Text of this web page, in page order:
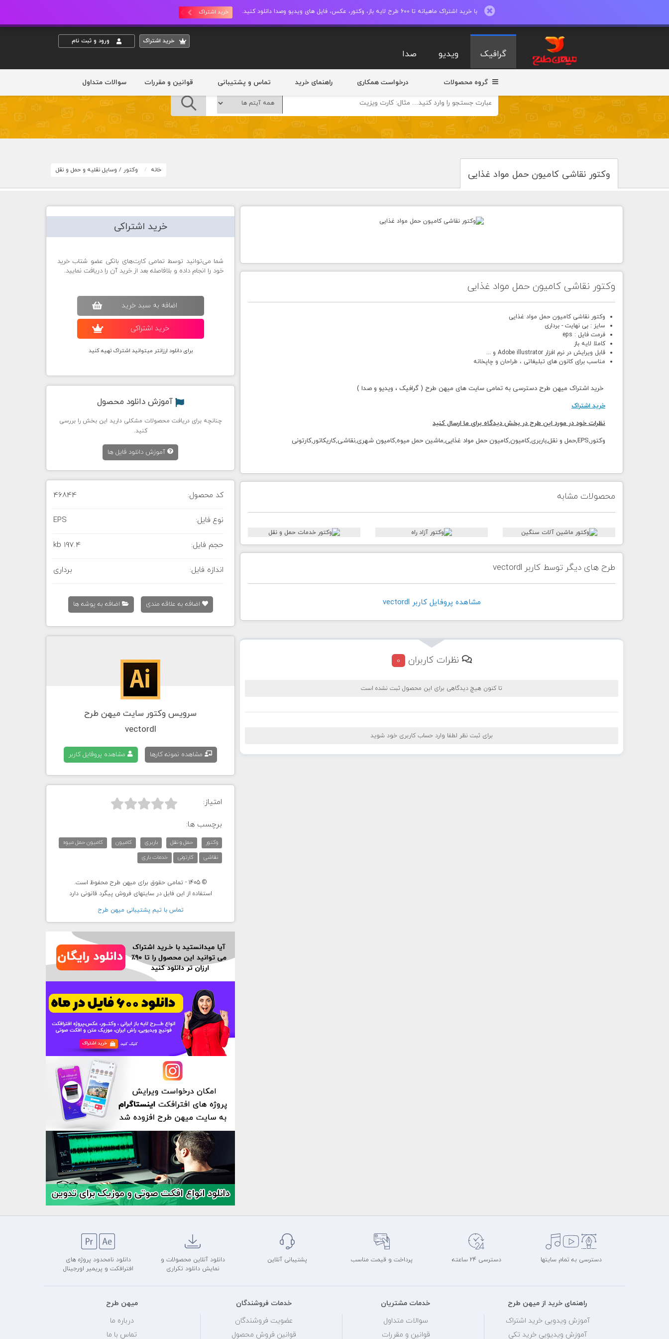
با خرید اشتراک ماهیانه تا 600 طرح لایه باز، وکتور، عکس، فایل های ویدیو وصدا دانلود کنید. خرید اشتراک
خريد اشتراک ورود و ثبت نام
گرافیک ویدیو صدا
گروه محصولات درخواست همکاری راهنمای خرید تماس و پشتیبانی قوانین و مقررات سوالات متداول
وکتور نقاشی کامیون حمل مواد غذایی خانه وکتور / وسایل نقلیه و حمل و نقل
وکتور نقاشی کامیون حمل مواد غذایی
وکتور نقاشی کامیون حمل مواد غذایی
سایز : بی نهایت - برداری
فرمت فایل : eps
کاملا لایه باز
قابل ویرایش در نرم افزار Adobe illustrator و ...
مناسب برای کانون های تبلیغاتی ، طراحان و چاپخانه
خرید اشتراک میهن طرح دسترسی به تمامی سایت های میهن طرح ( گرافیک ، ویدیو و صدا )
خرید اشتراک
نظرات خود در مورد این طرح در بخش دیدگاه برای ما ارسال کنید
وکتور,EPS,حمل و نقل,باربری,کامیون,کامیون حمل مواد غذایی,ماشین حمل میوه,کامیون شهری,نقاشی,کاریکاتور,کارتونی
محصولات مشابه
طرح های دیگر توسط کاربر vectordl
مشاهده پروفايل کاربر vectordl
نظرات کاربران 0
تا کنون هیچ دیدگاهی برای این محصول ثبت نشده است
برای ثبت نظر لطفا وارد حساب کاربری خود شوید
خرید اشتراکی
شما می‌توانید توسط تمامی کارت‌های بانکی عضو شتاب خرید
خود را انجام داده و بلافاصله بعد از خرید آن را دریافت نمایید.
اضافه به سبد خريد
خريد اشتراکی
برای دانلود ارزانتر میتوانید اشتراک تهیه کنید
آموزش دانلود محصول
چنانچه برای دریافت محصولات مشکلی دارید این بخش را بررسی
کنید.
آموزش دانلود فایل ها
کد محصول: 46844
نوع فایل: EPS
حجم فایل: 197.4 kb
اندازه فایل: برداری
اضافه به علاقه مندی اضافه به پوشه ها
سرویس وکتور سایت میهن طرح
vectordl
مشاهده نمونه کارها مشاهده پروفایل کاربر
امتیاز: 


برچسب ها:
وکتور حمل و نقل باربری کامیون
کامیون حمل میوه
نقاشی
کارتونی خدمات باری
© 1405 - تمامی حقوق برای میهن طرح محفوظ است.
استفاده از این فایل در سایتهای فروش پیگرد قانونی دارد
تماس با تيم پشتيبانی ميهن طرح
دسترسی به تمام سایتها دسترسی 24 ساعته پرداخت و قیمت مناسب پشتیبانی آنلاین
دانلود آنلاین محصولات و
نمایش دانلود تکراری
دانلود نامحدود پروژه های
افترافکت و پریمیر اورجینال
راهنمای خرید از میهن طرح
آموزش ویدویی خرید اشتراک
آموزش ویدیویی خرید تکی
خدمات مشتریان
سوالات متداول
قوانین و مقررات
خدمات فروشندگان
عضویت فروشندگان
قوانین فروش محصول
میهن طرح
درباره ما
تماس با ما